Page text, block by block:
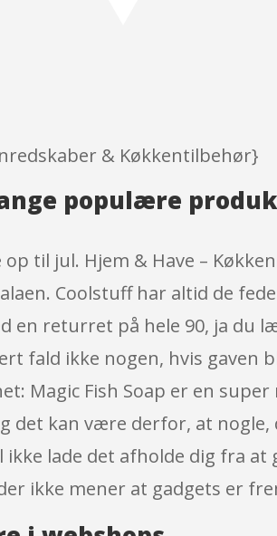
& Køkkentilbehør}
populære
til jul. Hjem & Have –
Coolstuff har altid de
en returret på hele 90, ja du
fald ikke nogen, hvis gaven
Magic Fish Soap er en super
det kan være derfor, at
ikke lade det afholde dig fra
ikke mener at gadgets er